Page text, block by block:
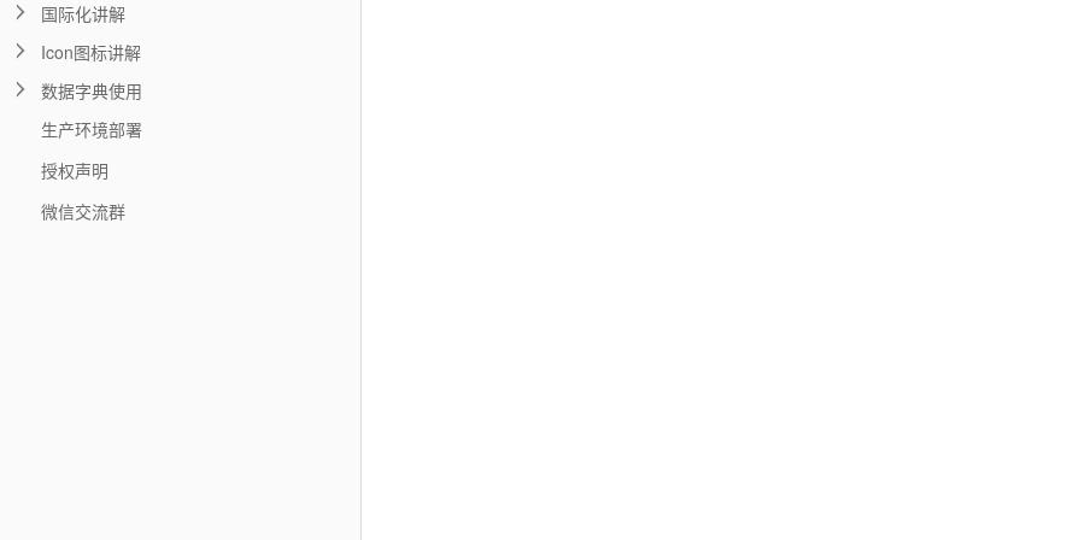
国际化讲解
Icon图标讲解
数据字典使用
生产环境部署
授权声明
微信交流群